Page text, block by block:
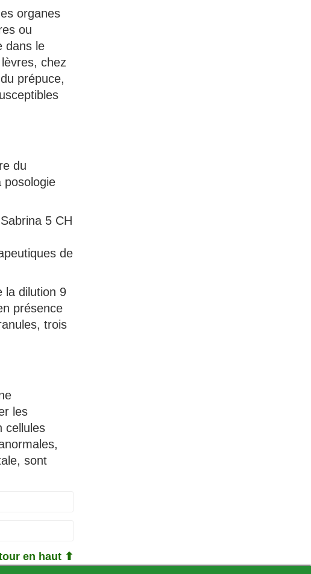
organes
ou
dans le
chez
prépuce,
du
posologie
5 CH
de
la dilution 9
présence
trois
les
cellules
sont
en haut ⬆